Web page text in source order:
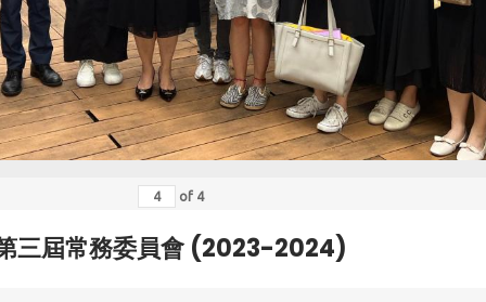
of 4
三屆常務委員會 (2023-2024)